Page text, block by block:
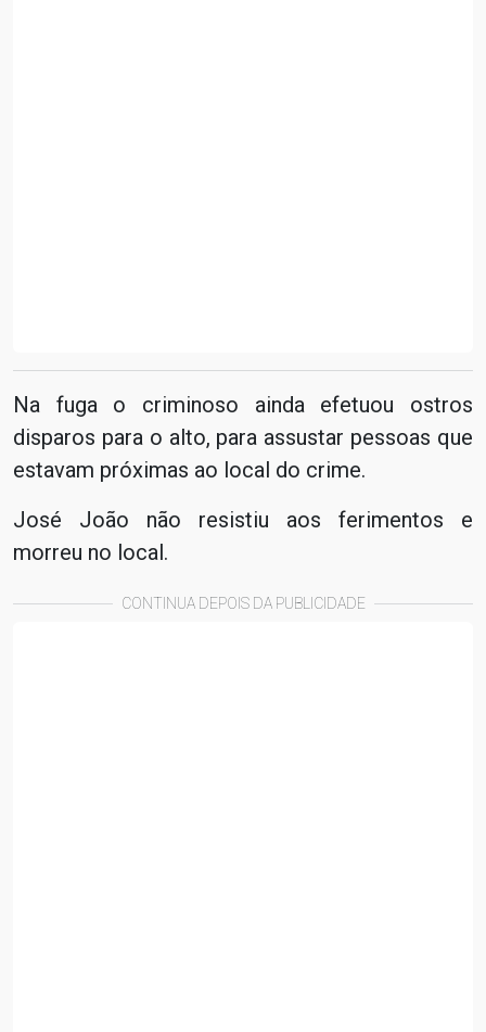
Na fuga o criminoso ainda efetuou ostros
disparos para o alto, para assustar pessoas que
estavam próximas ao local do crime.
José João não resistiu aos ferimentos e
morreu no local.
CONTINUA DEPOIS DA PUBLICIDADE